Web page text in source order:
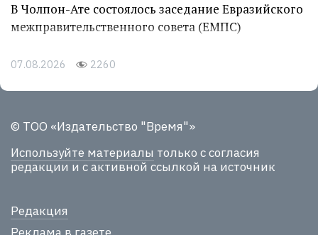
В Чолпон-Ате состоялось заседание Евразийского
межправительственного совета (ЕМПС)
07.08.2026 2260
© ТОО «Издательство "Время"»
Используйте материалы только с согласия
редакции и с активной ссылкой на источник
Редакция